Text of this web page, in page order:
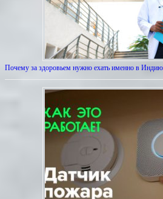
Почему за здоровьем нужно ехать именно в